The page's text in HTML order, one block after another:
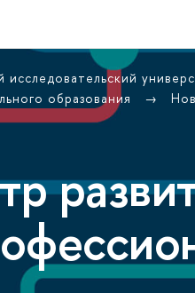
исследовательский
образования